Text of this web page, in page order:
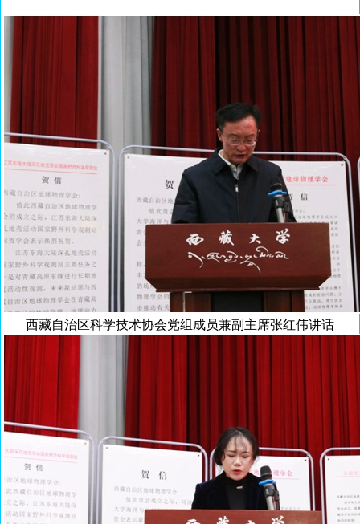
西藏自治区科学技术协会党组成员兼副主席张红伟讲话